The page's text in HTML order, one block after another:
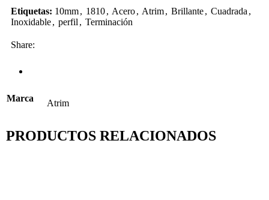
Etiquetas: 10mm, 1810, Acero, Atrim, Brillante, Cuadrada ,
Inoxidable, perfil , Terminación
Share:
Marca Atrim
PRODUCTOS RELACIONADOS